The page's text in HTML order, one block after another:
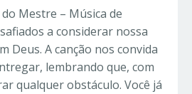
Mestre – Música de
a considerar nossa
Deus. A canção nos convida
lembrando que, com
qualquer obstáculo. Você já